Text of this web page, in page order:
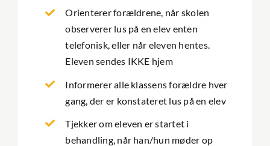
Orienterer forældrene, når skolen
observerer lus på en elev enten
telefonisk, eller når eleven hentes.
Eleven sendes IKKE hjem
Informerer alle klassens forældre hver
gang, der er konstateret lus på en elev
Tjekker om eleven er startet i
behandling, når han/hun møder op